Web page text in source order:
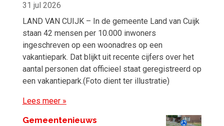
31 jul 2026
LAND VAN CUIJK – In de gemeente Land van Cuijk
staan 42 mensen per 10.000 inwoners
ingeschreven op een woonadres op een
vakantiepark. Dat blijkt uit recente cijfers over het
aantal personen dat officieel staat geregistreerd op
een vakantiepark.(Foto dient ter illustratie)
Lees meer »
Gemeentenieuws